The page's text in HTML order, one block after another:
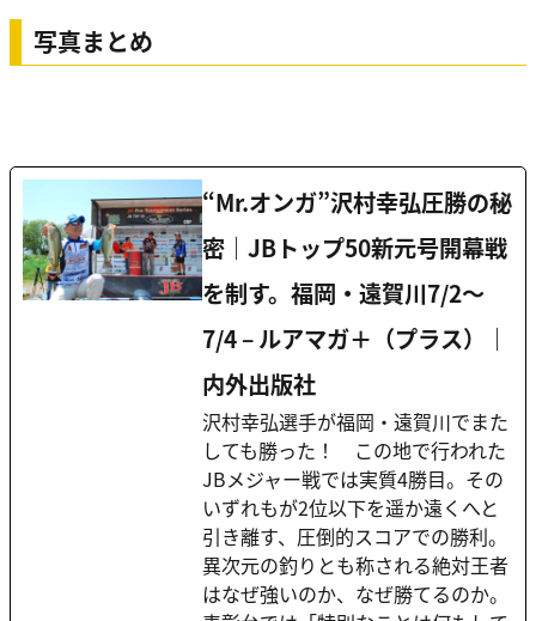
写真まとめ
“Mr.オンガ”沢村幸弘圧勝の秘
密｜JBトップ50新元号開幕戦
を制す。福岡・遠賀川7/2〜
7/4 – ルアマガ＋（プラス）｜
内外出版社
沢村幸弘選手が福岡・遠賀川でまた
しても勝った！ この地で行われた
JBメジャー戦では実質4勝目。その
いずれもが2位以下を遥か遠くへと
引き離す、圧倒的スコアでの勝利。
異次元の釣りとも称される絶対王者
はなぜ強いのか、なぜ勝てるのか。